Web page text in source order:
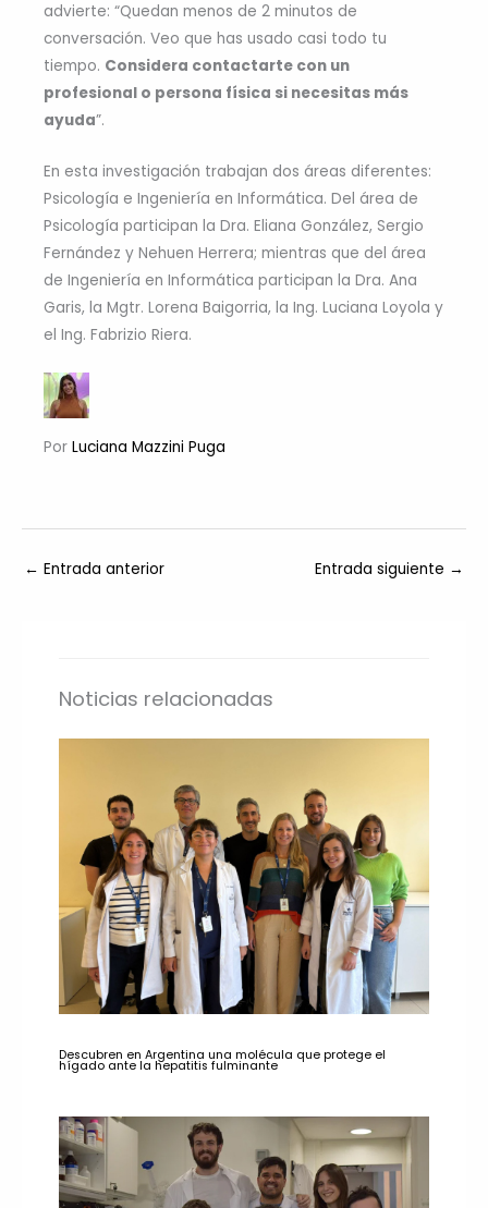
advierte: “Quedan menos de 2 minutos de
conversación. Veo que has usado casi todo tu
tiempo. Considera contactarte con un
profesional o persona física si necesitas más
ayuda”.
En esta investigación trabajan dos áreas diferentes:
Psicología e Ingeniería en Informática. Del área de
Psicología participan la Dra. Eliana González, Sergio
Fernández y Nehuen Herrera; mientras que del área
de Ingeniería en Informática participan la Dra. Ana
Garis, la Mgtr. Lorena Baigorria, la Ing. Luciana Loyola y
el Ing. Fabrizio Riera.
Por Luciana Mazzini Puga
← Entrada anterior Entrada siguiente →
Noticias relacionadas
Descubren en Argentina una molécula que protege el
hígado ante la hepatitis fulminante